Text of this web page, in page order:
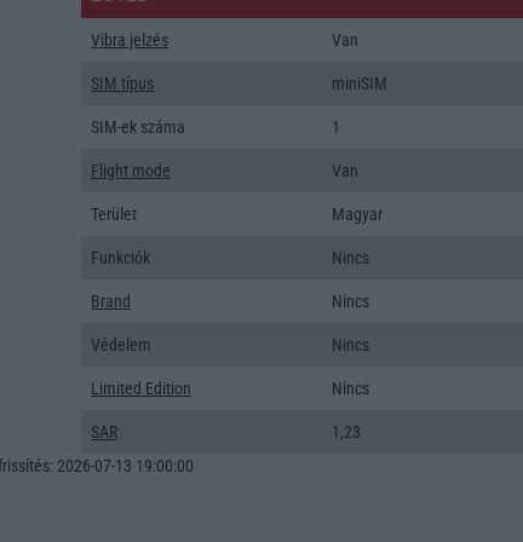
Vibra jelzés Van
SIM típus miniSIM
SIM-ek száma 1
Flight mode Van
Terület Magyar
Funkciók Nincs
Brand Nincs
Védelem Nincs
Limited Edition Nincs
SAR
1,23
2026-07-13 19:00:00